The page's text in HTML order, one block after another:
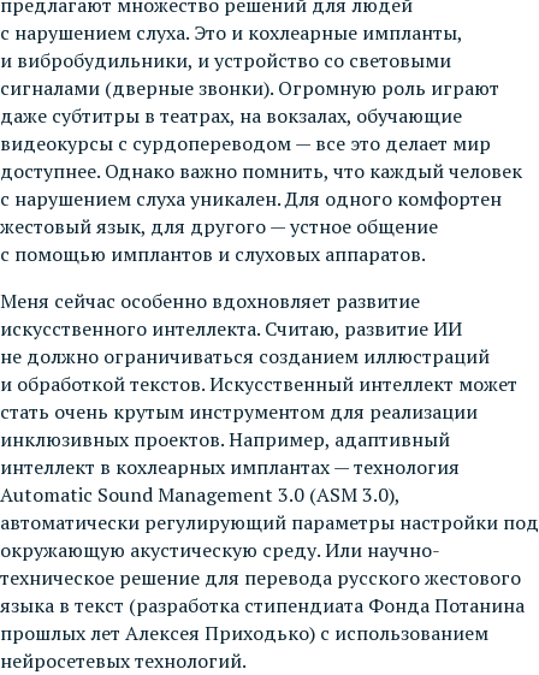
с нарушением слуха. Это и кохлеарные импланты,
и вибробудильники, и устройство со световыми
сигналами (дверные звонки). Огромную роль играют
даже субтитры в театрах, на вокзалах, обучающие
видеокурсы с сурдопереводом — все это делает мир
доступнее. Однако важно помнить, что каждый человек
с нарушением слуха уникален. Для одного комфортен
жестовый язык, для другого — устное общение
с помощью имплантов и слуховых аппаратов.
Меня сейчас особенно вдохновляет развитие
искусственного интеллекта. Считаю, развитие ИИ
не должно ограничиваться созданием иллюстраций
и обработкой текстов. Искусственный интеллект может
стать очень крутым инструментом для реализации
инклюзивных проектов. Например, адаптивный
интеллект в кохлеарных имплантах — технология
Automatic Sound Management 3.0 (ASM 3.0),
автоматически регулирующий параметры настройки под
окружающую акустическую среду. Или научно-
техническое решение для перевода русского жестового
языка в текст (разработка стипендиата Фонда Потанина
прошлых лет Алексея Приходько) с использованием
нейросетевых технологий.